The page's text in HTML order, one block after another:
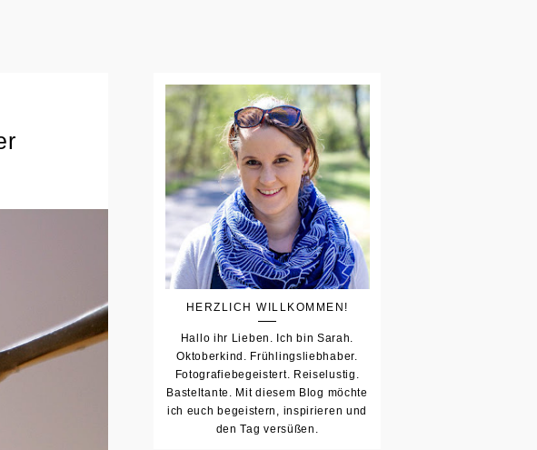
HERZLICH WILLKOMMEN!
Hallo ihr Lieben. Ich bin Sarah.
Oktoberkind. Frühlingsliebhaber.
Fotografiebegeistert. Reiselustig.
Basteltante. Mit diesem Blog möchte
ich euch begeistern, inspirieren und
den Tag versüßen.